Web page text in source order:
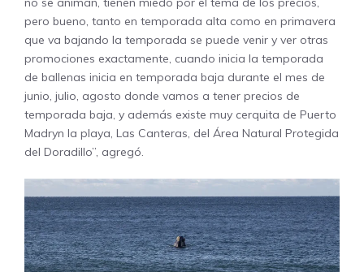
pero bueno, tanto en temporada alta como en primavera
que va bajando la temporada se puede venir y ver otras
promociones exactamente, cuando inicia la temporada
de ballenas inicia en temporada baja durante el mes de
junio, julio, agosto donde vamos a tener precios de
temporada baja, y además existe muy cerquita de Puerto
Madryn la playa, Las Canteras, del Área Natural Protegida
del Doradillo”, agregó.